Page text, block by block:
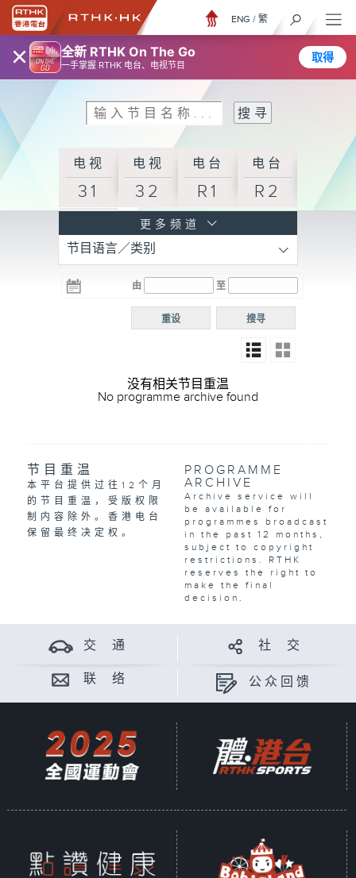
× 全新 RTHK On The Go
一手掌握 RTHK 电台、电视节目
取得
ENG / 繁
电视
31
电视
32
电台
R1
电台
R2
R3
电台 电台
R5
电台
普通
更多频道
节目语言／类别
由 至
搜寻
重设
没有相关节目重温
No programme archive found
节目重温
本平台提供过往12个月
的节目重温，受版权限
制内容除外。香港电台
保留最终决定权。
PROGRAMME
ARCHIVE
Archive service will
be available for
programmes broadcast
in the past 12 months,
subject to copyright
restrictions. RTHK
reserves the right to
make the final
decision.
交 通 社 交
联 络 公众回馈